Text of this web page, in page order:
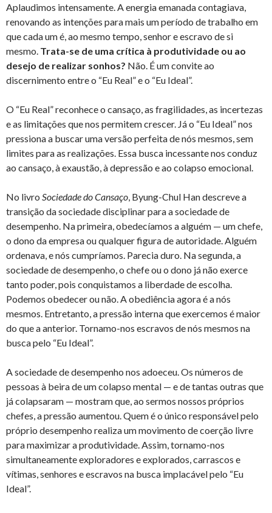
Aplaudimos intensamente. A energia emanada contagiava,
renovando as intenções para mais um período de trabalho em
que cada um é, ao mesmo tempo, senhor e escravo de si
mesmo. Trata-se de uma crítica à produtividade ou ao
desejo de realizar sonhos? Não. É um convite ao
discernimento entre o “Eu Real” e o “Eu Ideal”.
O “Eu Real” reconhece o cansaço, as fragilidades, as incertezas
e as limitações que nos permitem crescer. Já o “Eu Ideal” nos
pressiona a buscar uma versão perfeita de nós mesmos, sem
limites para as realizações. Essa busca incessante nos conduz
ao cansaço, à exaustão, à depressão e ao colapso emocional.
No livro Sociedade do Cansaço , Byung-Chul Han descreve a
transição da sociedade disciplinar para a sociedade de
desempenho. Na primeira, obedecíamos a alguém — um chefe,
o dono da empresa ou qualquer figura de autoridade. Alguém
ordenava, e nós cumpríamos. Parecia duro. Na segunda, a
sociedade de desempenho, o chefe ou o dono já não exerce
tanto poder, pois conquistamos a liberdade de escolha.
Podemos obedecer ou não. A obediência agora é a nós
mesmos. Entretanto, a pressão interna que exercemos é maior
do que a anterior. Tornamo-nos escravos de nós mesmos na
busca pelo “Eu Ideal”.
A sociedade de desempenho nos adoeceu. Os números de
pessoas à beira de um colapso mental — e de tantas outras que
já colapsaram — mostram que, ao sermos nossos próprios
chefes, a pressão aumentou. Quem é o único responsável pelo
próprio desempenho realiza um movimento de coerção livre
para maximizar a produtividade. Assim, tornamo-nos
simultaneamente exploradores e explorados, carrascos e
vítimas, senhores e escravos na busca implacável pelo “Eu
Ideal”.